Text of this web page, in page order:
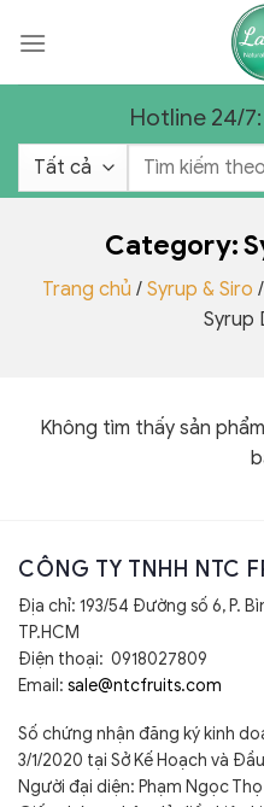
đến
Hotline 24/7:
Tìm
Category:
Trang chủ / Syrup & Siro /
Syrup
Không tìm thấy sản
CÔNG TY TNHH NTC
Địa chỉ: 193/54 Đường số 6, P.
TP.HCM
Điện thoại: 0918027809
Email: sale@ntcfruits.com
Số chứng nhận đăng ký kinh
3/1/2020 tại Sở Kế Hoạch và
Người đại diện: Phạm Ngọc Thọ